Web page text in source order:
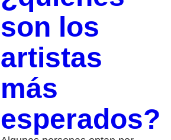
son los
artistas
más
esperados?